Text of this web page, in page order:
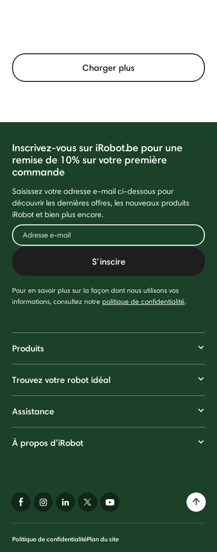
Charger plus
Inscrivez-vous sur iRobot.be pour une
remise de 10% sur votre première
commande
Saisissez votre adresse e-mail ci-dessous pour
découvrir les dernières offres, les nouveaux produits
iRobot et bien plus encore.
S'inscire
Pour en savoir plus sur la façon dont nous utilisons vos
informations, consultez notre politique de confidentialité.
Produits
Trouvez votre robot idéal
Assistance
À propos d’iRobot
Politique de confidentialitéPlan du site